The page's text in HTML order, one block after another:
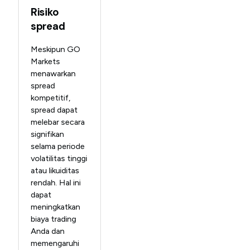
Risiko
spread
Meskipun GO
Markets
menawarkan
spread
kompetitif,
spread dapat
melebar secara
signifikan
selama periode
volatilitas tinggi
atau likuiditas
rendah. Hal ini
dapat
meningkatkan
biaya trading
Anda dan
memengaruhi